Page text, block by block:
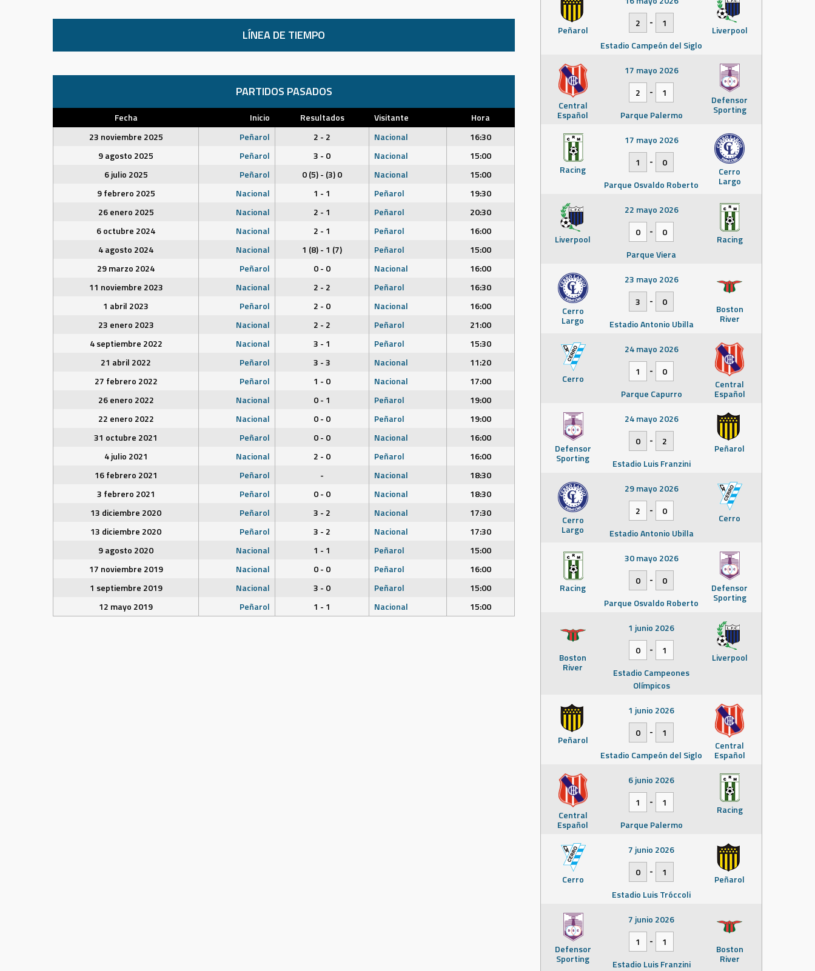
LÍNEA DE TIEMPO
PARTIDOS PASADOS
Fecha Inicio Resultados Visitante
Hora
23 noviembre 2025
Peñarol 2 - 2 Nacional
16:30
9 agosto 2025
Peñarol 3 - 0 Nacional
15:00
6 julio 2025
Peñarol 0 (5) - (3) 0 Nacional
15:00
9 febrero 2025
Nacional 1 - 1 Peñarol
19:30
26 enero 2025
Nacional 2 - 1 Peñarol
20:30
6 octubre 2024
Nacional 2 - 1 Peñarol
16:00
4 agosto 2024
Nacional 1 (8) - 1 (7) Peñarol
15:00
29 marzo 2024
Peñarol 0 - 0 Nacional
16:00
11 noviembre 2023
Nacional 2 - 2 Peñarol
16:30
1 abril 2023
Peñarol 2 - 0 Nacional
16:00
23 enero 2023
Nacional 2 - 2 Peñarol
21:00
4 septiembre 2022
Nacional 3 - 1 Peñarol
15:30
21 abril 2022
Peñarol 3 - 3 Nacional
11:20
27 febrero 2022
Peñarol 1 - 0 Nacional
17:00
26 enero 2022
Nacional 0 - 1 Peñarol
19:00
22 enero 2022
Nacional 0 - 0 Peñarol
19:00
31 octubre 2021
Peñarol 0 - 0 Nacional
16:00
4 julio 2021
Nacional 2 - 0 Peñarol
16:00
16 febrero 2021
Peñarol - Nacional
18:30
3 febrero 2021
Peñarol 0 - 0 Nacional
18:30
13 diciembre 2020
Peñarol 3 - 2 Nacional
17:30
13 diciembre 2020
Peñarol 3 - 2 Nacional
17:30
9 agosto 2020
Nacional 1 - 1 Peñarol
15:00
17 noviembre 2019
Nacional 0 - 0 Peñarol
16:00
1 septiembre 2019
Nacional 3 - 0 Peñarol
15:00
12 mayo 2019
Peñarol 1 - 1 Nacional 15:00
Peñarol Liverpool
2
-
1
Estadio Campeón del Siglo
Central
Español
Defensor
Sporting
17 mayo 2026
2
-
1
Parque Palermo
Racing Cerro
Largo
17 mayo 2026
1
-
0
Parque Osvaldo Roberto
Liverpool Racing
22 mayo 2026
0
-
0
Parque Viera
Cerro
Largo
Boston
River
23 mayo 2026
3
-
0
Estadio Antonio Ubilla
Cerro Central
Español
24 mayo 2026
1
-
0
Parque Capurro
Defensor
Sporting
Peñarol
24 mayo 2026
0
-
2
Estadio Luis Franzini
Cerro
Largo
Cerro
29 mayo 2026
2
-
0
Estadio Antonio Ubilla
Racing Defensor
Sporting
30 mayo 2026
0
-
0
Parque Osvaldo Roberto
Boston
River
Liverpool
1 junio 2026
0
-
1
Estadio Campeones
Olímpicos
Peñarol Central
Español
1 junio 2026
0
-
1
Estadio Campeón del Siglo
Central
Español
Racing
6 junio 2026
1
-
1
Parque Palermo
Cerro Peñarol
7 junio 2026
0
-
1
Estadio Luis Tróccoli
Defensor
Sporting
Boston
River
7 junio 2026
1
-
1
Estadio Luis Franzini